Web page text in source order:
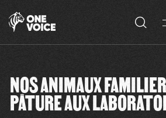
NOS ANIMAUX
PÂTURE AUX